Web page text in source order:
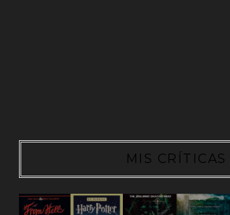
MIS CRÍTICAS